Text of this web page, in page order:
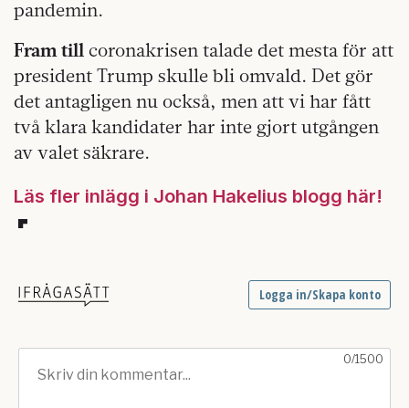
pandemin.
Fram till coronakrisen talade det mesta för att
president Trump skulle bli omvald. Det gör
det antagligen nu också, men att vi har fått
två klara kandidater har inte gjort utgången
av valet säkrare.
Läs fler inlägg i Johan Hakelius blogg här!